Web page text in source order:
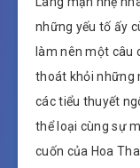
những yếu tố ấy
làm nên một câu
thoát khỏi những
các tiểu thuyết
thể loại cùng sự
cuốn của Hoa